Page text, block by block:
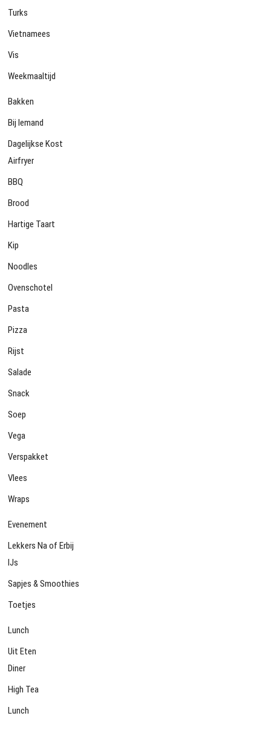
Turks
Vietnamees
Vis
Weekmaaltijd
Bakken
Bij Iemand
Dagelijkse Kost
Airfryer
BBQ
Brood
Hartige Taart
Kip
Noodles
Ovenschotel
Pasta
Pizza
Rijst
Salade
Snack
Soep
Vega
Verspakket
Vlees
Wraps
Evenement
Lekkers Na of Erbij
IJs
Sapjes & Smoothies
Toetjes
Lunch
Uit Eten
Diner
High Tea
Lunch